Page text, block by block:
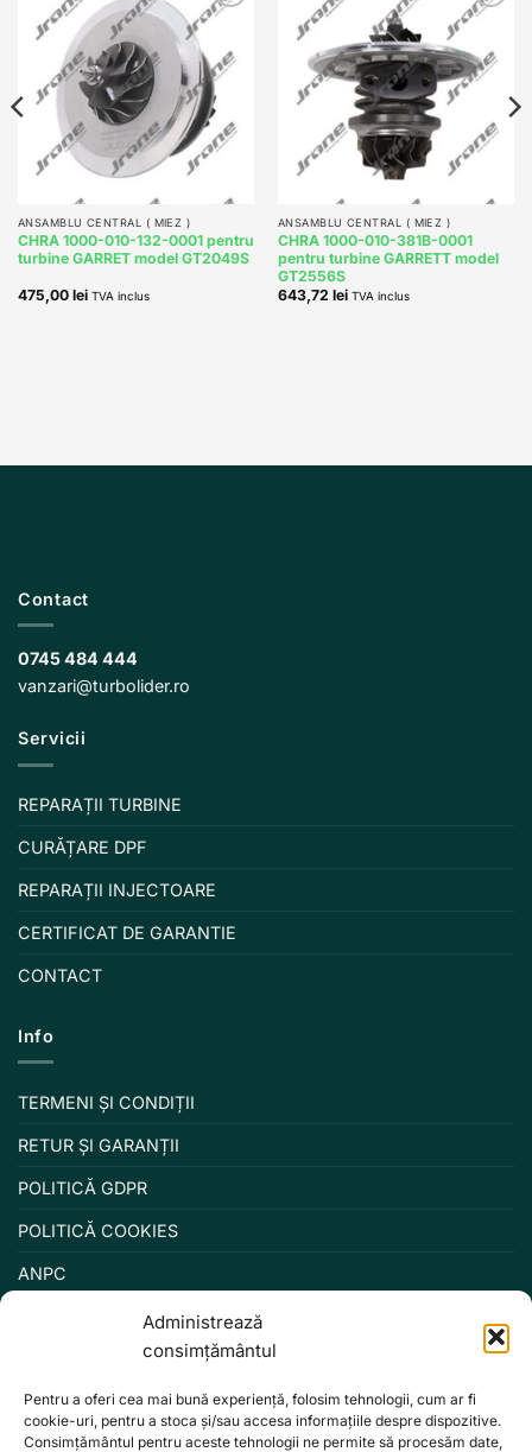
Administrează
consimțământul
Pentru a oferi cea mai bună experiență, folosim tehnologii, cum ar fi
cookie-uri, pentru a stoca și/sau accesa informațiile despre dispozitive.
Consimțământul pentru aceste tehnologii ne permite să procesăm date,
Add to
ANSAMBLU CENTRAL ( MIEZ )
CHRA 1000-010-132-0001 pentru
turbine GARRET model GT2049S
475,00 lei TVA inclus
Add to
ANSAMBLU CENTRAL ( MIEZ )
CHRA 1000-010-381B-0001
pentru turbine GARRETT model
GT2556S
643,72 lei TVA inclus
Contact
0745 484 444
vanzari@turbolider.ro
Servicii
REPARAȚII TURBINE
CURĂȚARE DPF
REPARAȚII INJECTOARE
CERTIFICAT DE GARANTIE
CONTACT
Info
TERMENI ȘI CONDIȚII
RETUR ȘI GARANȚII
POLITICĂ GDPR
POLITICĂ COOKIES
ANPC